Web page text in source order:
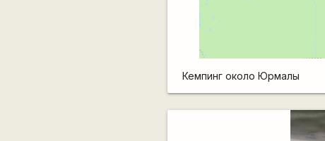
Кемпинг около Юрмалы